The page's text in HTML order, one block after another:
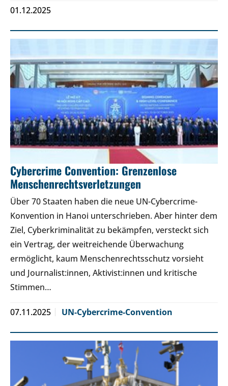
01.12.2025
Cybercrime Convention: Grenzenlose
Menschenrechtsverletzungen
Über 70 Staaten haben die neue UN-Cybercrime-
Konvention in Hanoi unterschrieben. Aber hinter dem
Ziel, Cyberkriminalität zu bekämpfen, versteckt sich
ein Vertrag, der weitreichende Überwachung
ermöglicht, kaum Menschenrechtsschutz vorsieht
und Journalist:innen, Aktivist:innen und kritische
Stimmen…
07.11.2025 UN-Cybercrime-Convention